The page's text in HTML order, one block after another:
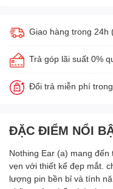
Giao hàng trong 24h
Trả góp lãi suất 0%
Đổi trả miễn phí
ĐẶC ĐIỂM NỔI
Nothing Ear (a) mang
vẹn với thiết kế đẹp mắt.
lượng pin bền bỉ và tính